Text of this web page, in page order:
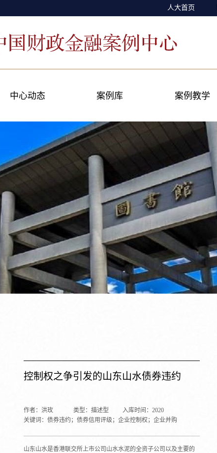
人大首页
中心动态 案例库 案例教学
控制权之争引发的山东山水债券违约
作者：洪玫 类型：描述型
入库时间：2020
关键词：债券违约；债券信用评级；企业控制权；企业并购
山东山水是香港联交所上市公司山水水泥的全资子公司以及主要的